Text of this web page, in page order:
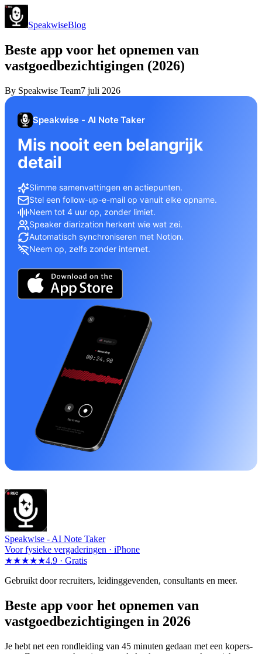
SpeakwiseBlog
Beste app voor het opnemen van
vastgoedbezichtigingen (2026)
By Speakwise Team7 juli 2026
Speakwise - AI Note Taker
Mis nooit een belangrijk
detail
Slimme samenvattingen en actiepunten.
Stel een follow-up-e-mail op vanuit elke opname.
Neem tot 4 uur op, zonder limiet.
Speaker diarization herkent wie wat zei.
Automatisch synchroniseren met Notion.
Neem op, zelfs zonder internet.
Speakwise - AI Note Taker
Voor fysieke vergaderingen · iPhone
★★★★★4.9 · Gratis
Gebruikt door recruiters, leidinggevenden, consultants en meer.
Beste app voor het opnemen van
vastgoedbezichtigingen in 2026
Je hebt net een rondleiding van 45 minuten gedaan met een kopers­